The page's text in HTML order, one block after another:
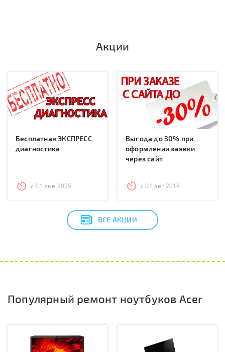
Акции
Бесплатная ЭКСПРЕСС
диагностика
с 01 янв 2025
Выгода до 30% при
оформлении заявки
через сайт.
с 01 авг 2018
ВСЕ АКЦИИ
Популярный ремонт ноутбуков Acer